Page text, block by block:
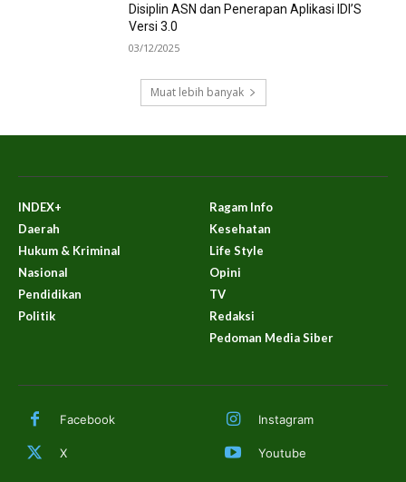
Disiplin ASN dan Penerapan Aplikasi IDI’S
Versi 3.0
03/12/2025
Muat lebih banyak
INDEX+
Daerah
Hukum & Kriminal
Nasional
Pendidikan
Politik
Ragam Info
Kesehatan
Life Style
Opini
TV
Redaksi
Pedoman Media Siber
Facebook Instagram
X Youtube